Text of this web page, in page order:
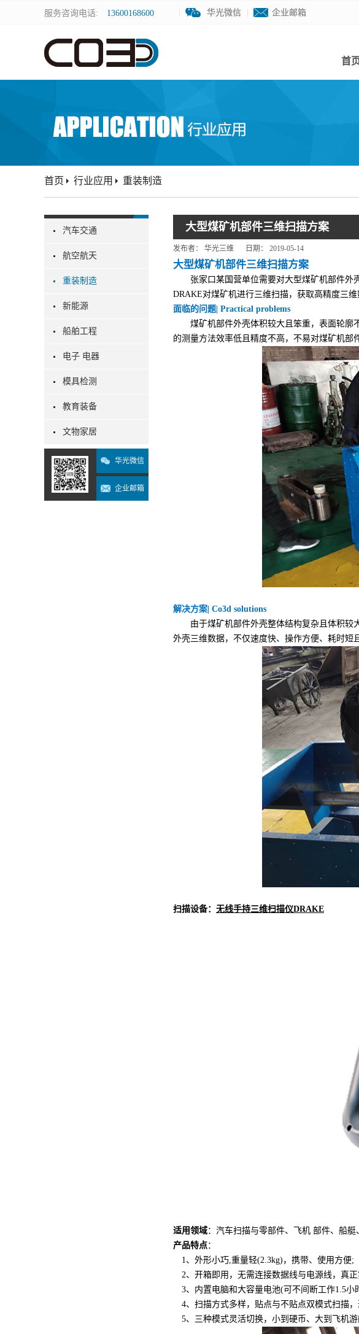
服务咨询电话: 13600168600 企业邮箱
华光微信 企业邮箱
华光微信
首页
汽车交通
航空航天
重装制造
新能源
船舶工程
电子 电器
模具检测
教育装备
文物家居
华光微信
企业邮箱
首页 行业应用 重装制造
大型煤矿机部件三维扫描方案
发布者： 华光三维 日期： 2019-05-14
大型煤矿机部件三维扫描方案
张家口某国营单位需要对大型煤矿机部件外壳
DRAKE对煤矿机进行三维扫描，获取高精度三
面临的问题| Practical problems
煤矿机部件外壳体积较大且笨重，表面轮廓不
的测量方法效率低且精度不高，不易对煤矿机部
解决方案| Co3d solutions
由于煤矿机部件外壳整体结构复杂且体积较大
外壳三维数据，不仅速度快、操作方便、耗时短
扫描设备： 无线手持三维扫描仪DRAKE
适用领域：汽车扫描与零部件、飞机 部件、船
产品特点：
1、外形小巧,重量轻(2.3kg)，携带、使用方便;
2、开箱即用，无需连接数据线与电源线，真正
3、内置电脑和大容量电池(可不间断工作1.5小
4、扫描方式多样，贴点与不贴点双模式扫描
5、三种模式灵活切换，小到硬币、大到飞机